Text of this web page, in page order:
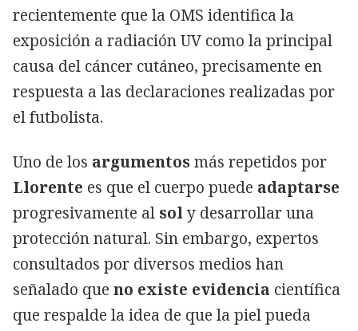
recientemente que la OMS identifica la
exposición a radiación UV como la principal
causa del cáncer cutáneo, precisamente en
respuesta a las declaraciones realizadas por
el futbolista.
Uno de los argumentosmás repetidos por
Llorente es que el cuerpo puede adaptarse
progresivamente al sol y desarrollar una
protección natural. Sin embargo, expertos
consultados por diversos medios han
señalado que no existe evidencia científica
que respalde la idea de que la piel pueda